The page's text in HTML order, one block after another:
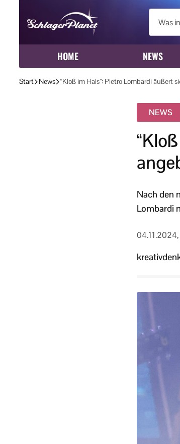
HOME NEWS
Start News “Kloß im Hals”: Pietro Lombardi äußert
NEWS
Nach den
Lombardi